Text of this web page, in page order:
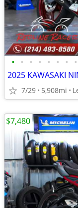
• • • • • • • •
2025 KAWASAKI
7/29 5,908mi
$7,480